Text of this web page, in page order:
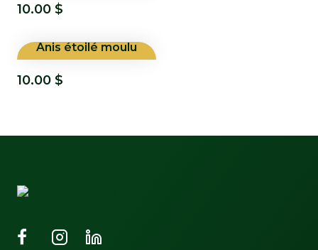
10.00 $
Anis étoilé moulu
10.00 $